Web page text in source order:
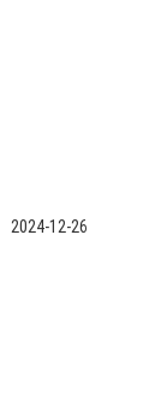
2024-12-26